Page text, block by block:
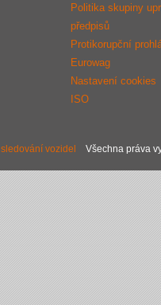
Politika skupiny
předpisů
Protikorupční
Eurowag
Nastavení cookies
ISO
sledování vozidel Všechna práva